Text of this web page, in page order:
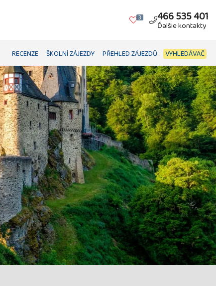
3 466 535 401
Ďalšie kontakty
RECENZE ŠKOLNÍ ZÁJEZDY PŘEHLED ZÁJEZDŮ VYHLEDÁVAČ